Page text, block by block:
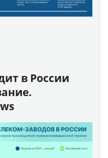
в России